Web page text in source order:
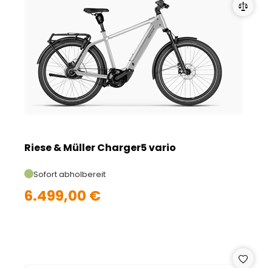
Riese & Müller Charger5 vario
Sofort abholbereit
6.499,00 €